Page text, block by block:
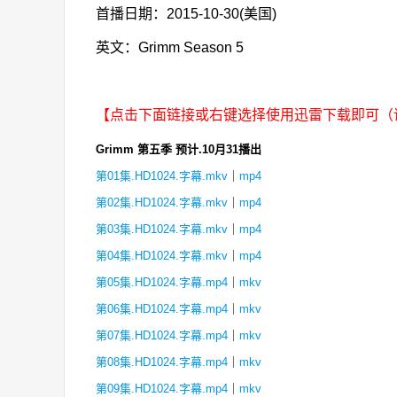
首播日期：2015-10-30(美国)
英文：Grimm Season 5
【点击下面链接或右键选择使用迅雷下载即可
Grimm 第五季 预计.10月31播出
第01集.HD1024.字幕.mkv
mp4
第02集.HD1024.字幕.mkv
mp4
第03集.HD1024.字幕.mkv
mp4
第04集.HD1024.字幕.mkv
mp4
第05集.HD1024.字幕.mp4
mkv
第06集.HD1024.字幕.mp4
mkv
第07集.HD1024.字幕.mp4
mkv
第08集.HD1024.字幕.mp4
mkv
第09集.HD1024.字幕.mp4
mkv